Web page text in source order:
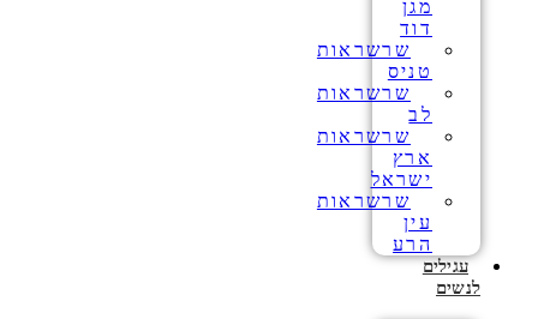
מגן
דוד
שרשראות
טניס
שרשראות
לב
שרשראות
ארץ
ישראל
שרשראות
עין
הרע
עגילים
לנשים